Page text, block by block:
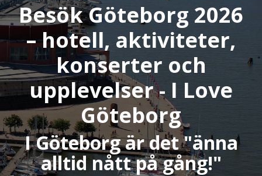
Besök Göteborg 2026
– hotell, aktiviteter,
konserter och
upplevelser - I Love
Göteborg
I Göteborg är det "änna
alltid nått på gång!"